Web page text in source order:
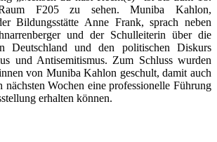
F205 zu sehen. Muniba Kahlon,
Bildungsstätte Anne Frank, sprach neben
und der Schulleiterin über die
Deutschland und den politischen Diskurs
und Antisemitismus. Zum Schluss wurden
von Muniba Kahlon geschult, damit auch
nächsten Wochen eine professionelle Führung
erhalten können.